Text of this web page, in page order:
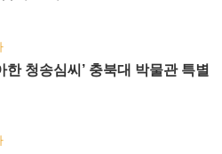
한 청송심씨’ 충북대 박물관 특별